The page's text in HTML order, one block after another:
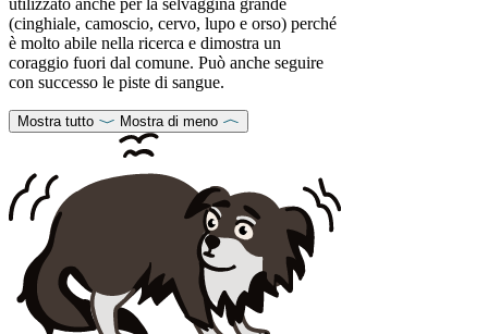
(cinghiale, camoscio, cervo, lupo e orso) perché
è molto abile nella ricerca e dimostra un
coraggio fuori dal comune. Può anche seguire
con successo le piste di sangue.
Mostra tutto Mostra di meno